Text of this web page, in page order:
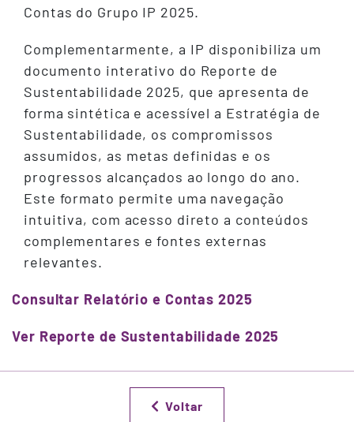
Contas do Grupo IP 2025.
Complementarmente, a IP disponibiliza um
documento interativo do Reporte de
Sustentabilidade 2025, que apresenta de
forma sintética e acessível a Estratégia de
Sustentabilidade, os compromissos
assumidos, as metas definidas e os
progressos alcançados ao longo do ano.
Este formato permite uma navegação
intuitiva, com acesso direto a conteúdos
complementares e fontes externas
relevantes.
Consultar Relatório e Contas 2025
Ver Reporte de Sustentabilidade 2025
Voltar